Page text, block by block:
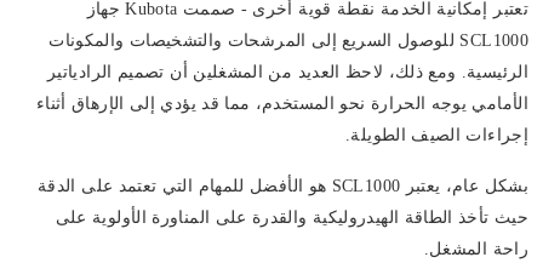
تعتبر إمكانية الخدمة نقطة قوية أخرى - صممت Kubota جهاز
SCL1000 للوصول السريع إلى المرشحات والتشخيصات والمكونات
الرئيسية. ومع ذلك، لاحظ العديد من المشغلين أن تصميم الرادياتير
الأمامي يوجه الحرارة نحو المستخدم، مما قد يؤدي إلى الإرهاق أثناء
إجراءات الصيف الطويلة.
بشكل عام، يعتبر SCL1000 هو الأفضل للمهام التي تعتمد على الدقة
حيث تأخذ الطاقة الهيدروليكية والقدرة على المناورة الأولوية على
راحة المشغل.